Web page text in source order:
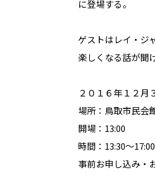
に登場する。
ゲストはレイ・ジ
楽しくなる話が聞
２０１６年１２月
場所：鳥取市民
開場：13:00
時間：13:30～17:00
事前お申し込み・